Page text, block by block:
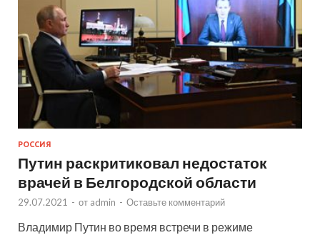
РОССИЯ
Путин раскритиковал недостаток
врачей в Белгородской области
29.07.2021 - от admin - Оставьте комментарий
Владимир Путин во время встречи в режиме